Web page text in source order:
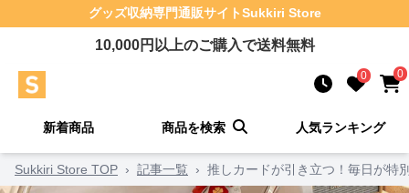
グッズ収納専門通販サイトSukkiri Store
10,000円以上のご購入で送料無料
0 0
新着商品 商品を検索 人気ランキング
Sukkiri Store TOP › 記事一覧 › 推しカードが引き立つ！毎日が特